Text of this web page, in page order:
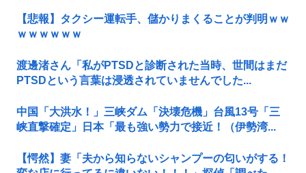
【悲報】タクシー運転手、儲かりまくることが判明ｗｗ
ｗｗｗｗｗｗ
渡邊渚さん「私がPTSDと診断された当時、世間はまだ
PTSDという言葉は浸透されていませんでした...
中国「大洪水！」三峡ダム「決壊危機」台風13号「三
峡直撃確定」日本「最も強い勢力で接近！（伊勢湾...
【愕然】妻「夫から知らないシャンプーの匂いがする！